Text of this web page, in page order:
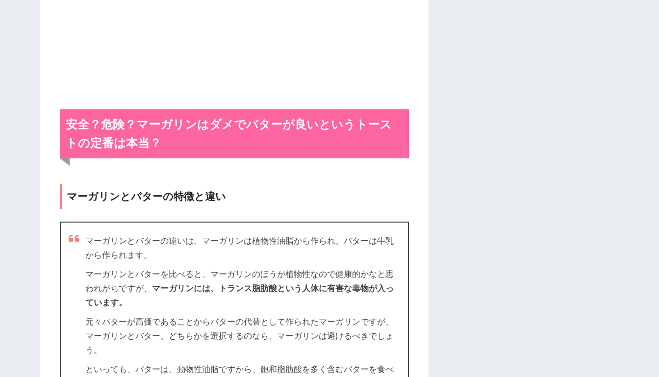
安全？危険？マーガリンはダメでバターが良いというトース
トの定番は本当？
マーガリンとバターの特徴と違い
マーガリンとバターの違いは、マーガリンは植物性油脂から作られ、バターは牛乳
から作られます。
マーガリンとバターを比べると、マーガリンのほうが植物性なので健康的かなと思
われがちですが、 マーガリンには、トランス脂肪酸という人体に有害な毒物が入っ
ています。
元々バターが高価であることからバターの代替として作られたマーガリンですが、
マーガリンとバター、どちらかを選択するのなら、マーガリンは避けるべきでしょ
う。
といっても、バターは、動物性油脂ですから、飽和脂肪酸を多く含むバターを食べ